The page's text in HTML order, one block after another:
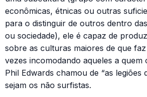
econômicas, étnicas ou outras
para o distinguir de outros dentro
ou sociedade), ele é capaz de
sobre as culturas maiores de que
vezes incomodando aqueles a quem
Phil Edwards chamou de “as legiões
sejam os não surfistas.